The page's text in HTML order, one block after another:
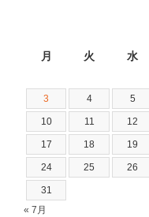
月 火 水
3 4 5
10 11 12
17 18 19
24 25 26
31
« 7月